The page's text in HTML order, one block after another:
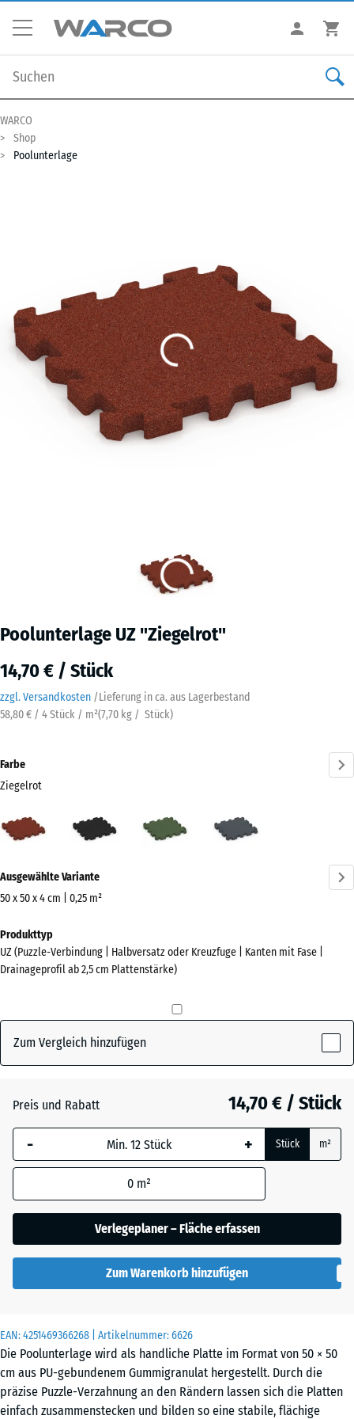
WARCO
Shop
Poolunterlage
Poolunterlage UZ "Ziegelrot"
14,70 € / Stück
zzgl. Versandkosten /Lieferung in ca. aus Lagerbestand
58,80 € / 4 Stück / m²(7,70 kg / Stück)
EAN:4251469366268 | Artikelnummer:6626
Die Poolunterlage wird als handliche Platte im Format von 50 × 50
cm aus PU-gebundenem Gummigranulat hergestellt. Durch die
präzise Puzzle-Verzahnung an den Rändern lassen sich die Platten
einfach zusammenstecken und bilden so eine stabile, flächige
Farbe
Ziegelrot
(active)
Informationen
zu
Farben?
Farbpalette
Ziegelrot(active)
+ 0,50 €
Ausgewählte Variante
50 x 50 x 4 cm | 0,25 m²
Abmessungen
für
den
x
540
Die gewählte, blau
umrandete
Abmessung wird
Produktdaten nicht
anders angegeben)
für die
Bedarfsberechnung
x
50
x 4
cm
|
Produkttyp
UZ (Puzzle-Verbindung | Halbversatz oder Kreuzfuge | Kanten mit Fase |
Drainageprofil ab 2,5 cm Plattenstärke)
Zum Vergleich hinzufügen
Preis und Rabatt 14,70 € / Stück
- + Stück m²
0 m²
Verlegeplaner – Fläche erfassen
Zum Warenkorb hinzufügen